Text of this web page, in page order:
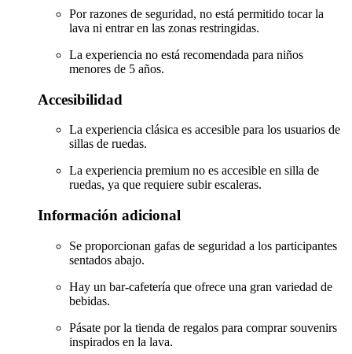
Por razones de seguridad, no está permitido tocar la
lava ni entrar en las zonas restringidas.
La experiencia no está recomendada para niños
menores de 5 años.
Accesibilidad
La experiencia clásica es accesible para los usuarios de
sillas de ruedas.
La experiencia premium no es accesible en silla de
ruedas, ya que requiere subir escaleras.
Información adicional
Se proporcionan gafas de seguridad a los participantes
sentados abajo.
Hay un bar-cafetería que ofrece una gran variedad de
bebidas.
Pásate por la tienda de regalos para comprar souvenirs
inspirados en la lava.